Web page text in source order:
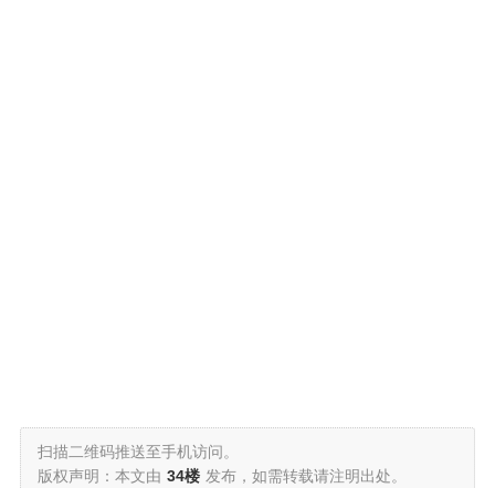
扫描二维码推送至手机访问。
版权声明：本文由 34楼 发布，如需转载请注明出处。